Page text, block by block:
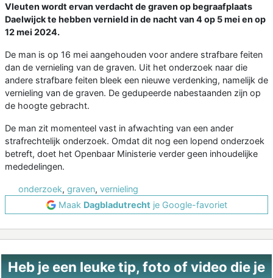
Vleuten wordt ervan verdacht de graven op begraafplaats
Daelwijck te hebben vernield in de nacht van 4 op 5 mei en op
12 mei 2024.
De man is op 16 mei aangehouden voor andere strafbare feiten
dan de vernieling van de graven. Uit het onderzoek naar die
andere strafbare feiten bleek een nieuwe verdenking, namelijk de
vernieling van de graven. De gedupeerde nabestaanden zijn op
de hoogte gebracht.
De man zit momenteel vast in afwachting van een ander
strafrechtelijk onderzoek. Omdat dit nog een lopend onderzoek
betreft, doet het Openbaar Ministerie verder geen inhoudelijke
mededelingen.
onderzoek, graven, vernieling
Maak Dagbladutrecht je Google-favoriet
Heb je een leuke tip, foto of video die je